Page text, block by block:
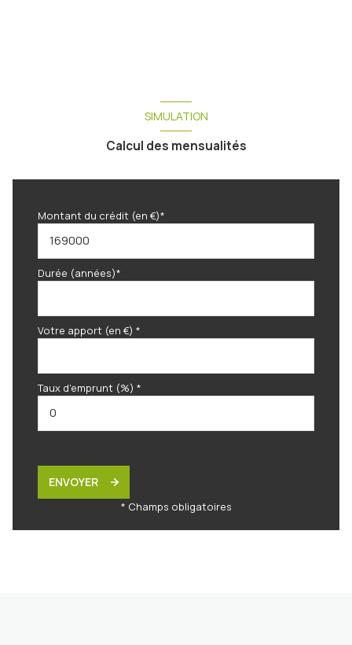
SIMULATION
Calcul des mensualités
Montant du crédit (en €)*
Durée (années)*
Votre apport (en €) *
Taux d'emprunt (%) *
ENVOYER
* Champs obligatoires